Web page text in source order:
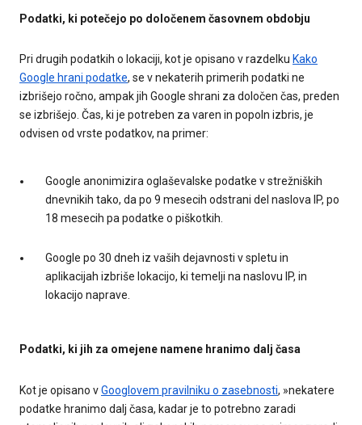
Podatki, ki potečejo po določenem časovnem obdobju
Pri drugih podatkih o lokaciji, kot je opisano v razdelku Kako
Google hrani podatke, se v nekaterih primerih podatki ne
izbrišejo ročno, ampak jih Google shrani za določen čas, preden
se izbrišejo. Čas, ki je potreben za varen in popoln izbris, je
odvisen od vrste podatkov, na primer:
Google anonimizira oglaševalske podatke v strežniških
dnevnikih tako, da po 9 mesecih odstrani del naslova IP, po
18 mesecih pa podatke o piškotkih.
Google po 30 dneh iz vaših dejavnosti v spletu in
aplikacijah izbriše lokacijo, ki temelji na naslovu IP, in
lokacijo naprave.
Podatki, ki jih za omejene namene hranimo dalj časa
Kot je opisano vGooglovem pravilniku o zasebnosti, »nekatere
podatke hranimo dalj časa, kadar je to potrebno zaradi